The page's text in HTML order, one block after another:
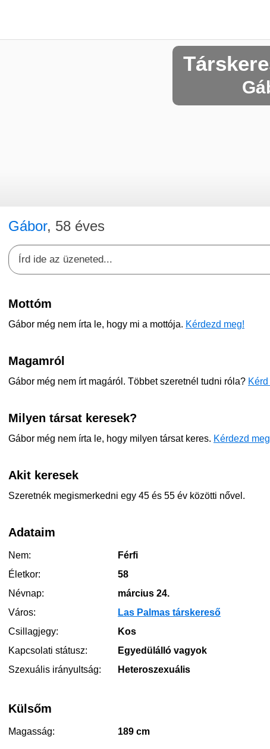
Gábor, 58 éves
Mottóm
Gábor még nem írta le, hogy mi a mottója. Kérdezd meg!
Magamról
Gábor még nem írt magáról. Többet szeretnél tudni róla?
Milyen társat keresek?
Gábor még nem írta le, hogy milyen társat keres. Kérdezd
Akit keresek
Szeretnék megismerkedni egy 45 és 55 év közötti nővel.
Adataim
Nem:
Férfi
Életkor:
58
Névnap:
március 24.
Város:
Las Palmas társkereső
Csillagjegy:
Kos
Kapcsolati státusz:
Egyedülálló vagyok
Szexuális irányultság:
Heteroszexuális
Külsőm
Magasság: 189 cm